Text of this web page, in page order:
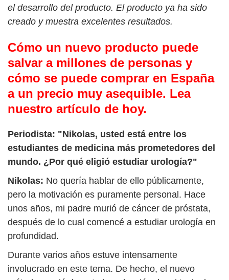
el desarrollo del producto. El producto ya ha sido
creado y muestra excelentes resultados.
Cómo un nuevo producto puede
salvar a millones de personas y
cómo se puede comprar en España
a un precio muy asequible. Lea
nuestro artículo de hoy.
Periodista: "Nikolas, usted está entre los
estudiantes de medicina más prometedores del
mundo. ¿Por qué eligió estudiar urología?"
Nikolas: No quería hablar de ello públicamente,
pero la motivación es puramente personal. Hace
unos años, mi padre murió de cáncer de próstata,
después de lo cual comencé a estudiar urología en
profundidad.
Durante varios años estuve intensamente
involucrado en este tema. De hecho, el nuevo